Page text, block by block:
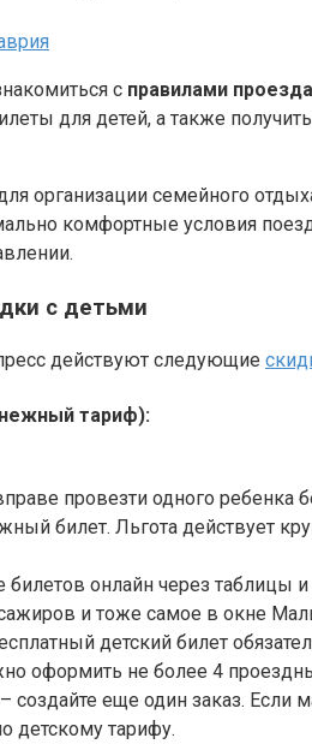
с правилами
для детей, а также
организации семейного
комфортные условия
с детьми
действуют следующие
тариф):
провезти одного ребенка
билет. Льгота действует
билетов онлайн через
и тоже самое в окне
детский билет
оформить не более 4
создайте еще один заказ. Если
детскому тарифу.